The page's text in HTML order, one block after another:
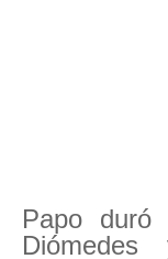
Papo duró